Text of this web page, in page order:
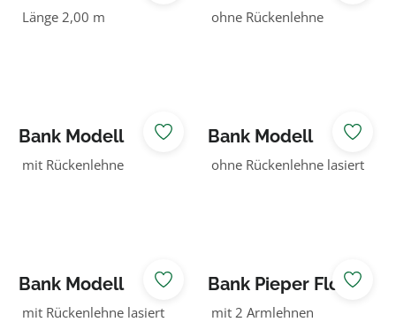
ohne
Länge 2,00 m
Trend Line
ohne Rückenlehne
Bank Modell
Trend Line
mit Rückenlehne
Bank Modell
Trend Line
ohne Rückenlehne lasiert
Bank Modell
Trend Line
mit Rückenlehne lasiert
Bank Pieper Flow
Douglasie grün
mit 2 Armlehnen